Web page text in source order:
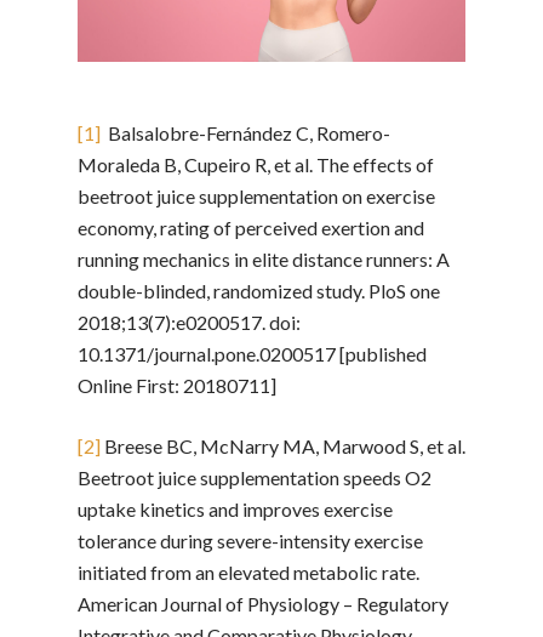
[1] Balsalobre-Fernández C, Romero-
Moraleda B, Cupeiro R, et al. The effects of
beetroot juice supplementation on exercise
economy, rating of perceived exertion and
running mechanics in elite distance runners: A
double-blinded, randomized study. PloS one
2018;13(7):e0200517. doi:
10.1371/journal.pone.0200517 [published
Online First: 20180711]
[2] Breese BC, McNarry MA, Marwood S, et al.
Beetroot juice supplementation speeds O2
uptake kinetics and improves exercise
tolerance during severe-intensity exercise
initiated from an elevated metabolic rate.
American Journal of Physiology – Regulatory